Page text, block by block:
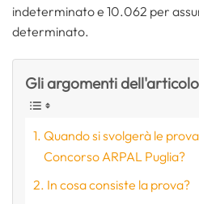
indeterminato e 10.062 per
determinato.
Gli argomenti dell'articolo
Quando si svolgerà le
Concorso ARPAL Puglia?
In cosa consiste la prova?